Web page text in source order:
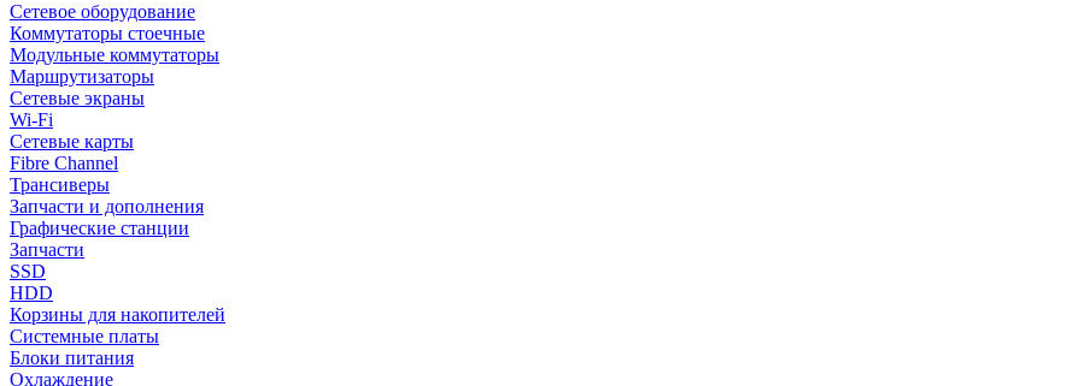
Сетевое оборудование
Коммутаторы стоечные
Модульные коммутаторы
Маршрутизаторы
Сетевые экраны
Wi-Fi
Сетевые карты
Fibre Channel
Трансиверы
Запчасти и дополнения
Графические станции
Запчасти
SSD
HDD
Корзины для накопителей
Системные платы
Блоки питания
Охлаждение